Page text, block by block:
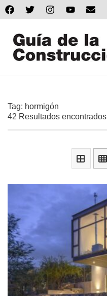
Tag: hormigón
42 Resultados encontrados